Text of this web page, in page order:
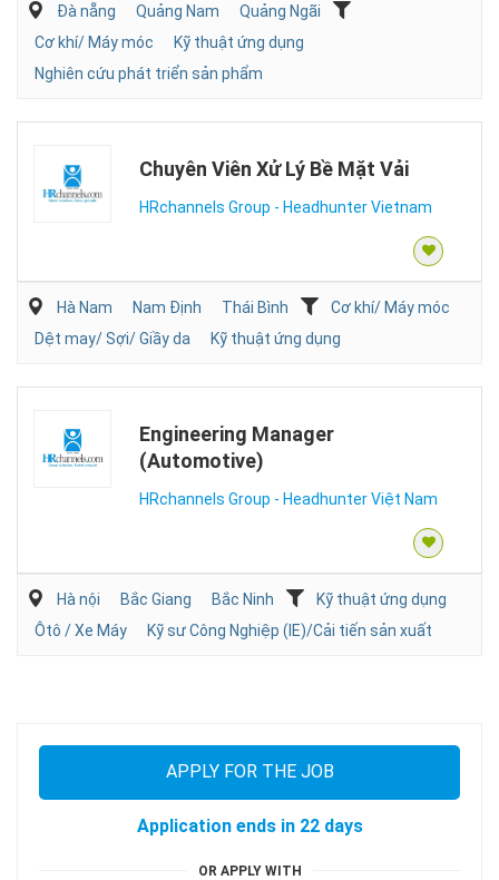
Đà nẵng Quảng Nam
Quảng Ngãi
Cơ khí/ Máy móc
Kỹ thuật ứng dụng
Nghiên cứu phát triển sản phẩm
Chuyên Viên Xử Lý Bề Mặt Vải
HRchannels Group - Headhunter Vietnam
Hà Nam Nam Định Thái Bình
Cơ khí/ Máy móc
Dệt may/ Sợi/ Giầy da
Kỹ thuật ứng dụng
Engineering Manager
(Automotive)
HRchannels Group - Headhunter Việt Nam
Hà nội Bắc Giang Bắc Ninh
Kỹ thuật ứng dụng
Ôtô / Xe Máy
Kỹ sư Công Nghiệp (IE)/Cải tiến sản xuất
APPLY FOR THE JOB
Application ends in 22 days
OR APPLY WITH